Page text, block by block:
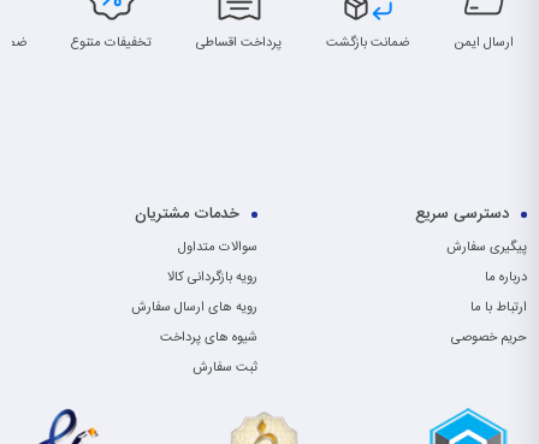
ارسال ایمن ضمانت بازگشت پرداخت اقساطی تخفیفات متنوع
دسترسی سریع
پیگیری سفارش
درباره ما
ارتباط با ما
حریم خصوصی
خدمات مشتریان
سوالات متداول
رویه بازگردانی کالا
رویه های ارسال سفارش
شیوه های پرداخت
ثبت سفارش